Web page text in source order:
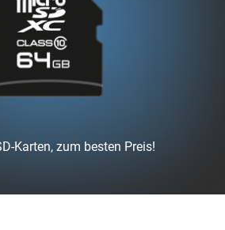
Karten, zum besten Preis!